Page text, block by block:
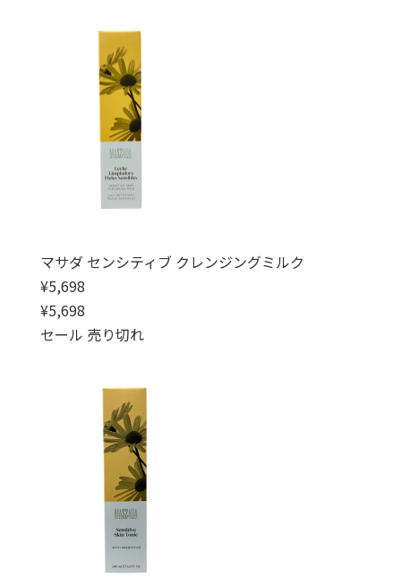
マサダ センシティブ クレンジングミルク
通常価格
¥5,698
通常価格
セール価格
¥5,698
セール 売り切れ